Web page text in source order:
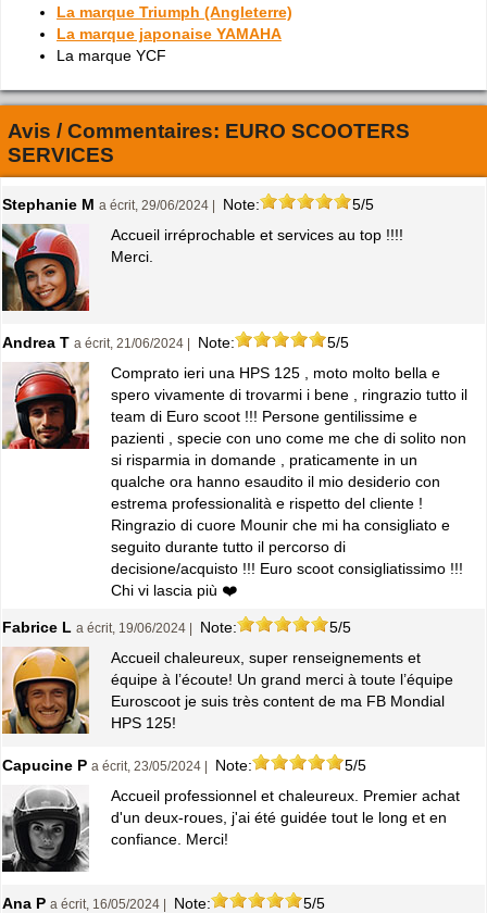
La marque Triumph (Angleterre)
La marque japonaise YAMAHA
La marque YCF
Avis / Commentaires: EURO SCOOTERS
SERVICES
Stephanie M a écrit, 29/06/2024 | Note:
5/5
Accueil irréprochable et services au top !!!!
Merci.
Andrea T a écrit, 21/06/2024 | Note:
5/5
Comprato ieri una HPS 125 , moto molto bella e
spero vivamente di trovarmi i bene , ringrazio tutto il
team di Euro scoot !!! Persone gentilissime e
pazienti , specie con uno come me che di solito non
si risparmia in domande , praticamente in un
qualche ora hanno esaudito il mio desiderio con
estrema professionalità e rispetto del cliente !
Ringrazio di cuore Mounir che mi ha consigliato e
seguito durante tutto il percorso di
decisione/acquisto !!! Euro scoot consigliatissimo !!!
Chi vi lascia più ❤️
Fabrice L a écrit, 19/06/2024 | Note:
5/5
Accueil chaleureux, super renseignements et
équipe à l’écoute! Un grand merci à toute l’équipe
Euroscoot je suis très content de ma FB Mondial
HPS 125!
Capucine P a écrit, 23/05/2024 | Note:
5/5
Accueil professionnel et chaleureux. Premier achat
d'un deux-roues, j'ai été guidée tout le long et en
confiance. Merci!
Ana P a écrit, 16/05/2024 | Note:
5/5